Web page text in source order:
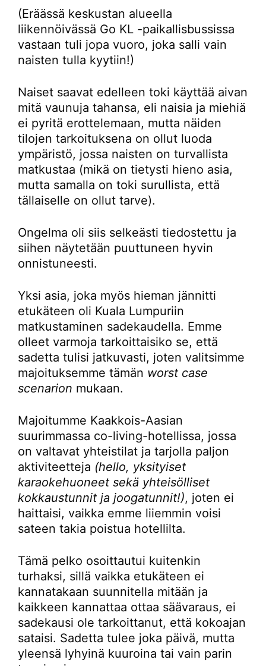
(Eräässä keskustan alueella
liikennöivässä Go KL -paikallisbussissa
vastaan tuli jopa vuoro, joka salli vain
naisten tulla kyytiin!)
Naiset saavat edelleen toki käyttää aivan
mitä vaunuja tahansa, eli naisia ja miehiä
ei pyritä erottelemaan, mutta näiden
tilojen tarkoituksena on ollut luoda
ympäristö, jossa naisten on turvallista
matkustaa (mikä on tietysti hieno asia,
mutta samalla on toki surullista, että
tällaiselle on ollut tarve).
Ongelma oli siis selkeästi tiedostettu ja
siihen näytetään puuttuneen hyvin
onnistuneesti.
Yksi asia, joka myös hieman jännitti
etukäteen oli Kuala Lumpuriin
matkustaminen sadekaudella. Emme
olleet varmoja tarkoittaisiko se, että
sadetta tulisi jatkuvasti, joten valitsimme
majoituksemme tämän worst case
scenarion mukaan.
Majoitumme Kaakkois-Aasian
suurimmassa co-living-hotellissa, jossa
on valtavat yhteistilat ja tarjolla paljon
aktiviteetteja (hello, yksityiset
karaokehuoneet sekä yhteisölliset
kokkaustunnit ja joogatunnit!), joten ei
haittaisi, vaikka emme liiemmin voisi
sateen takia poistua hotellilta.
Tämä pelko osoittautui kuitenkin
turhaksi, sillä vaikka etukäteen ei
kannatakaan suunnitella mitään ja
kaikkeen kannattaa ottaa säävaraus, ei
sadekausi ole tarkoittanut, että kokoajan
sataisi. Sadetta tulee joka päivä, mutta
yleensä lyhyinä kuuroina tai vain parin